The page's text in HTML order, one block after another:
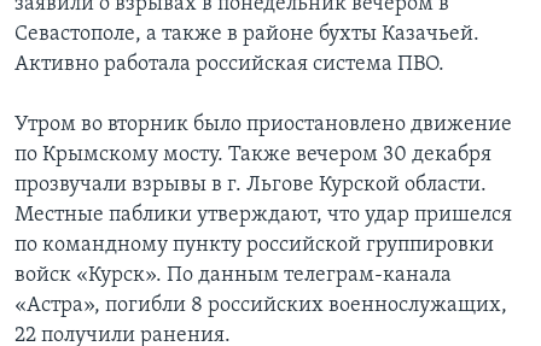
заявили о взрывах в понедельник вечером в
Севастополе, а также в районе бухты Казачьей.
Активно работала российская система ПВО.
Утром во вторник было приостановлено движение
по Крымскому мосту. Также вечером 30 декабря
прозвучали взрывы в г. Льгове Курской области.
Местные паблики утверждают, что удар пришелся
по командному пункту российской группировки
войск «Курск». По данным телеграм-канала
«Астра», погибли 8 российских военнослужащих,
22 получили ранения.